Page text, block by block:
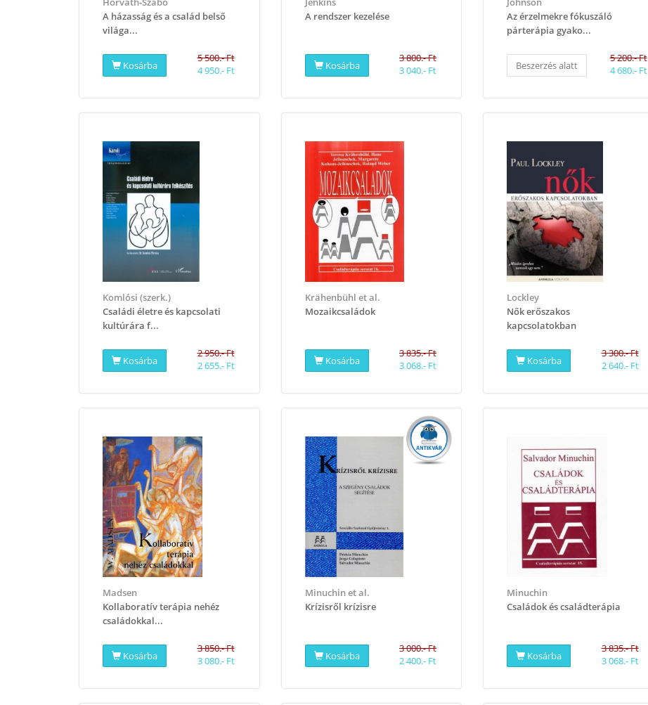
A házasság és a család belső
világa...
Kosárba
5 500.- Ft
4 950.- Ft
A rendszer kezelése
Kosárba
3 800.- Ft
3 040.- Ft
Az érzelmekre fókuszáló
párterápia gyako...
Beszerzés alatt
5 200.- Ft
4 680.- Ft
Komlósi (szerk.)
Családi életre és kapcsolati
kultúrára f...
Kosárba
2 950.- Ft
2 655.- Ft
Krähenbühl et al.
Mozaikcsaládok
Kosárba
3 835.- Ft
3 068.- Ft
Lockley
Nők erőszakos
kapcsolatokban
Kosárba
3 300.- Ft
2 640.- Ft
Madsen
Kollaboratív terápia nehéz
családokkal...
Kosárba
3 850.- Ft
3 080.- Ft
Minuchin et al.
Krízisről krízisre
Kosárba
3 000.- Ft
2 400.- Ft
Minuchin
Családok és családterápia
Kosárba
3 835.- Ft
3 068.- Ft